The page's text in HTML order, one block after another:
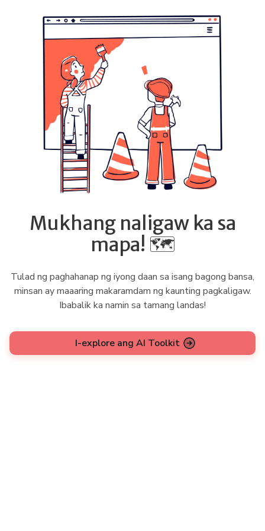
Mukhang naligaw ka sa
mapa! 🗺️
Tulad ng paghahanap ng iyong daan sa isang bagong bansa,
minsan ay maaaring makaramdam ng kaunting pagkaligaw.
Ibabalik ka namin sa tamang landas!
I-explore ang AI Toolkit